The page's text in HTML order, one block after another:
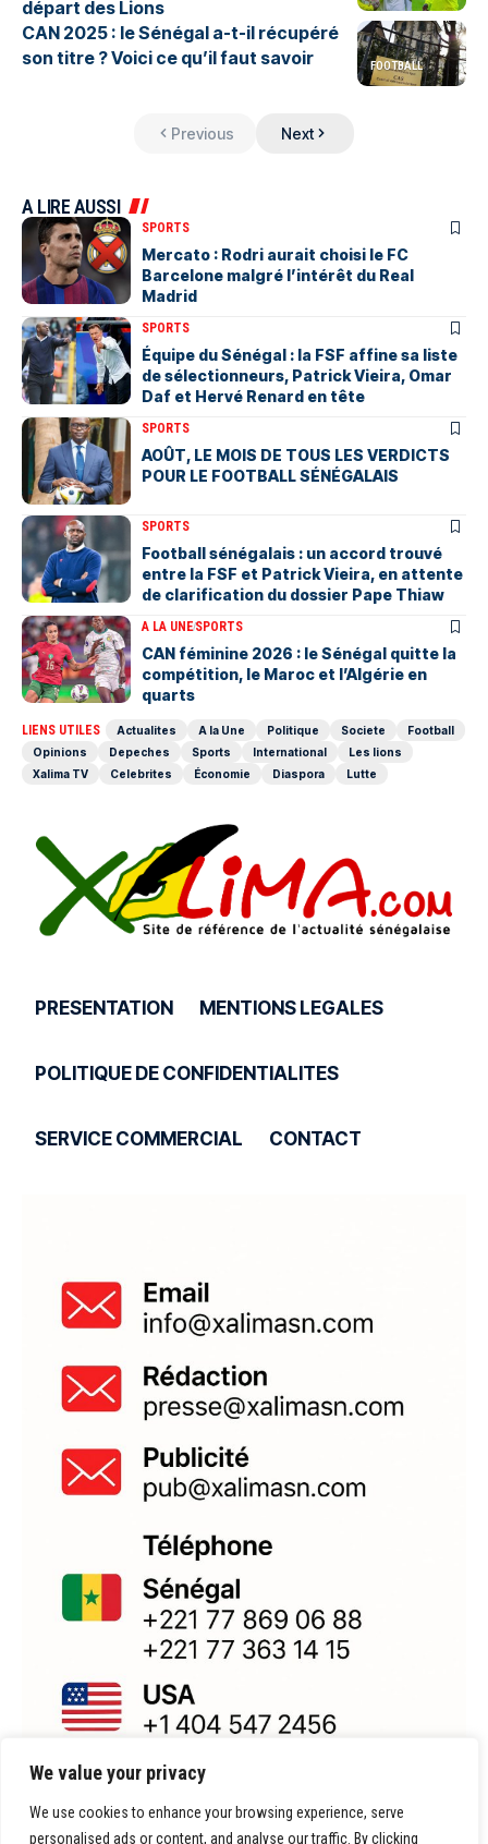
We value your privacy
We use cookies to enhance your browsing experience, serve
personalised ads or content, and analyse our traffic. By clicking
départ des Lions
FOOTBALL
CAN 2025 : le Sénégal a-t-il récupéré
son titre ? Voici ce qu’il faut savoir
Previous Next
A LIRE AUSSI
SPORTS
Mercato : Rodri aurait choisi le FC
Barcelone malgré l’intérêt du Real
Madrid
SPORTS
Équipe du Sénégal : la FSF affine sa liste
de sélectionneurs, Patrick Vieira, Omar
Daf et Hervé Renard en tête
SPORTS
AOÛT, LE MOIS DE TOUS LES VERDICTS
POUR LE FOOTBALL SÉNÉGALAIS
SPORTS
Football sénégalais : un accord trouvé
entre la FSF et Patrick Vieira, en attente
de clarification du dossier Pape Thiaw
A LA UNESPORTS
‎CAN féminine 2026 : le Sénégal quitte la
compétition, le Maroc et l’Algérie en
quarts
LIENS UTILES Actualites A la Une Politique Societe
Football
Opinions
Depeches Sports International
Les lions
Xalima TV
Celebrites Économie Diaspora Lutte
PRESENTATION MENTIONS LEGALES
POLITIQUE DE CONFIDENTIALITES
SERVICE COMMERCIAL CONTACT